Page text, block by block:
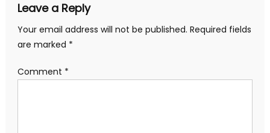
Leave a Reply
Your email address will not be published. Required fields
are marked *
Comment *